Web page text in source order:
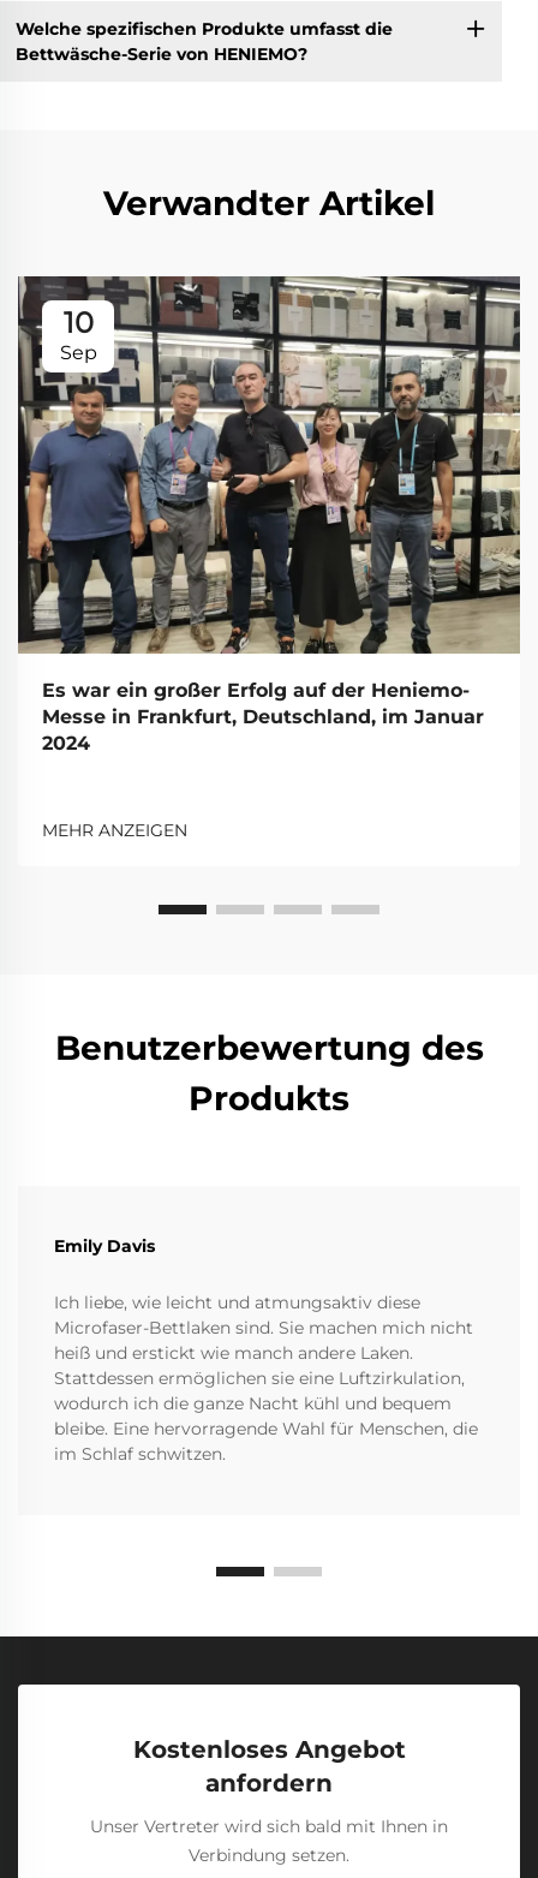
Welche spezifischen Produkte umfasst die
Bettwäsche-Serie von HENIEMO?
Verwandter Artikel
10
Sep
Es war ein großer Erfolg auf der Heniemo-
Messe in Frankfurt, Deutschland, im Januar
2024
MEHR ANZEIGEN
Benutzerbewertung des
Produkts
Emily Davis
Ich liebe, wie leicht und atmungsaktiv diese
Microfaser-Bettlaken sind. Sie machen mich nicht
heiß und erstickt wie manch andere Laken.
Stattdessen ermöglichen sie eine Luftzirkulation,
wodurch ich die ganze Nacht kühl und bequem
bleibe. Eine hervorragende Wahl für Menschen, die
im Schlaf schwitzen.
Kostenloses Angebot
anfordern
Unser Vertreter wird sich bald mit Ihnen in
Verbindung setzen.